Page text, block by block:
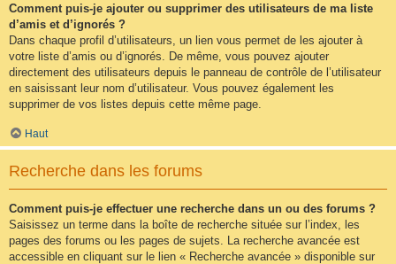
Comment puis-je ajouter ou supprimer des utilisateurs de ma liste
d’amis et d’ignorés ?
Dans chaque profil d’utilisateurs, un lien vous permet de les ajouter à
votre liste d’amis ou d’ignorés. De même, vous pouvez ajouter
directement des utilisateurs depuis le panneau de contrôle de l’utilisateur
en saisissant leur nom d’utilisateur. Vous pouvez également les
supprimer de vos listes depuis cette même page.
Haut
Recherche dans les forums
Comment puis-je effectuer une recherche dans un ou des forums ?
Saisissez un terme dans la boîte de recherche située sur l’index, les
pages des forums ou les pages de sujets. La recherche avancée est
accessible en cliquant sur le lien « Recherche avancée » disponible sur